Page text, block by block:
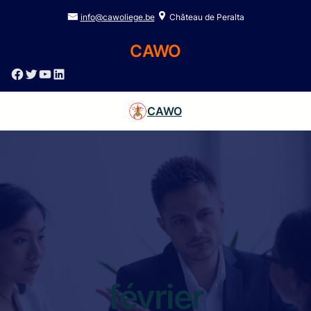
info@cawoliege.be Château de Peralta
CAWO
Facebook Twitter YouTube LinkedIn
CAWO
février